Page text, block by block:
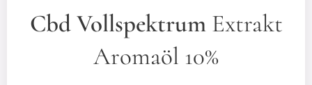
Cbd VollspektrumExtrakt
Aromaöl 10%